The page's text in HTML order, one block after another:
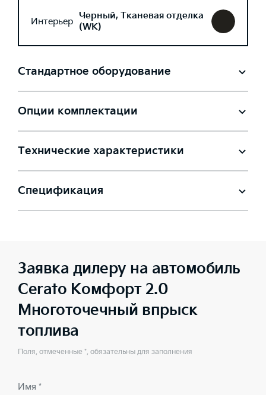
Интерьер Черный, Тканевая отделка
(WK)
Стандартное оборудование
Опции комплектации
Технические характеристики
Спецификация
Заявка дилеру на автомобиль
Cerato Комфорт 2.0
Многоточечный впрыск
топлива
Поля, отмеченные *, обязательны для заполнения
Имя *